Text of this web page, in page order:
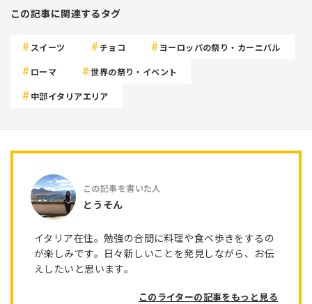
この記事に関連するタグ
スイーツ チョコ ヨーロッパの祭り・カーニバル
ローマ 世界の祭り・イベント
中部イタリアエリア
とうそん
イタリア在住。勉強の合間に料理や食べ歩きをするの
が楽しみです。日々新しいことを発見しながら、お伝
えしたいと思います。
このライターの記事をもっと見る